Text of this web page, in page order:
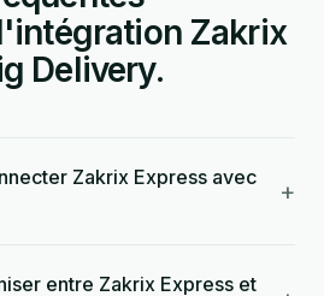
Zakrix
Delivery.
Zakrix Express avec
+
entre Zakrix Express et